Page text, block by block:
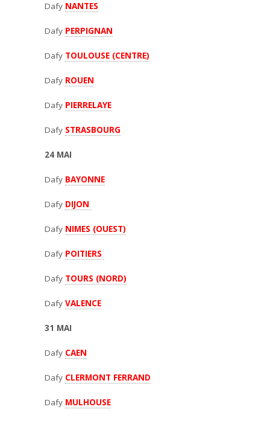
Dafy NANTES
Dafy PERPIGNAN
Dafy TOULOUSE (CENTRE)
Dafy ROUEN
Dafy PIERRELAYE
Dafy STRASBOURG
24 MAI
Dafy BAYONNE
Dafy DIJON
Dafy NIMES (OUEST)
Dafy POITIERS
Dafy TOURS (NORD)
Dafy VALENCE
31 MAI
Dafy CAEN
Dafy CLERMONT FERRAND
Dafy MULHOUSE